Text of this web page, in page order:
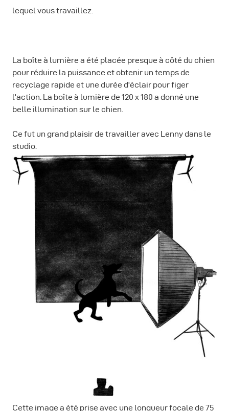
lequel vous travaillez.
La boîte à lumière a été placée presque à côté du chien
pour réduire la puissance et obtenir un temps de
recyclage rapide et une durée d'éclair pour figer
l'action. La boîte à lumière de 120 x 180 a donné une
belle illumination sur le chien.
Ce fut un grand plaisir de travailler avec Lenny dans le
studio.
Cette image a été prise avec une longueur focale de 75